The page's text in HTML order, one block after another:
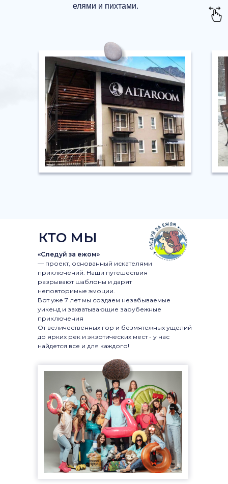
елями и пихтами.
КТО МЫ
«Следуй за ежом»
— проект, основанный искателями
приключений. Наши путешествия
разрывают шаблоны и дарят
неповторимые эмоции.
Вот уже 7 лет мы создаем незабываемые
уикенд и захватывающие зарубежные
приключения
От величественных гор и безмятежных ущелий
до ярких рек и экзотических мест - у нас
найдется все и для каждого!